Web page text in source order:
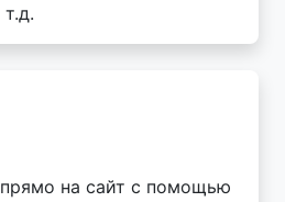
на сайт с помощью